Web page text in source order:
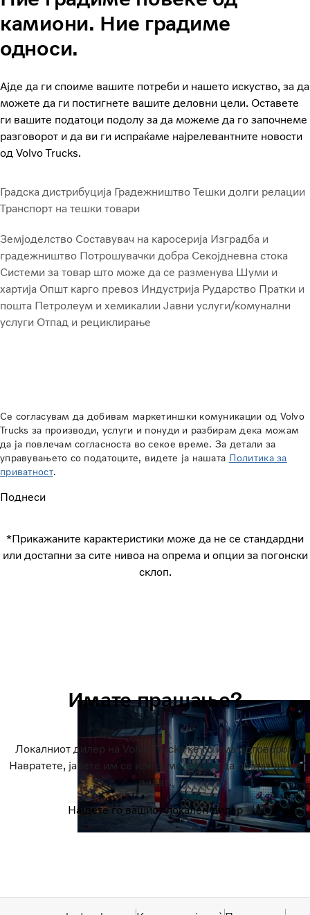
камиони. Ние градиме
односи.
Ајде да ги споиме вашите потреби и нашето искуство, за да
можете да ги постигнете вашите деловни цели. Оставете
ги вашите податоци подолу за да можеме да го започнеме
разговорот и да ви ги испраќаме најрелевантните новости
од Volvo Trucks.
Градска дистрибуција Градежништво Тешки долги релации
Транспорт на тешки товари
Земјоделство Составувач на каросерија Изградба и
градежништво Потрошувачки добра Секојдневна стока
Системи за товар што може да се разменува Шуми и
хартија Општ карго превоз Индустрија Рударство Пратки и
пошта Петролеум и хемикалии Јавни услуги/комунални
услуги Отпад и рециклирање
Се согласувам да добивам маркетиншки комуникации од Volvo
Trucks за производи, услуги и понуди и разбирам дека можам
да ја повлечам согласноста во секое време. За детали за
управувањето со податоците, видете ја нашата Политика за
приватност.
Поднеси
*Прикажаните карактеристики може да не се стандардни
или достапни за сите нивоа на опрема и опции за погонски
склоп.
Имате прашање?
Локалниот дилер на Volvo Trucks ќе го има одговорот.
Навратете, јавете им се или замолете ги да дојдат да ве
видат.
Најдете го вашиот локален дилер